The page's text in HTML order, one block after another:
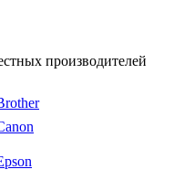
производителей